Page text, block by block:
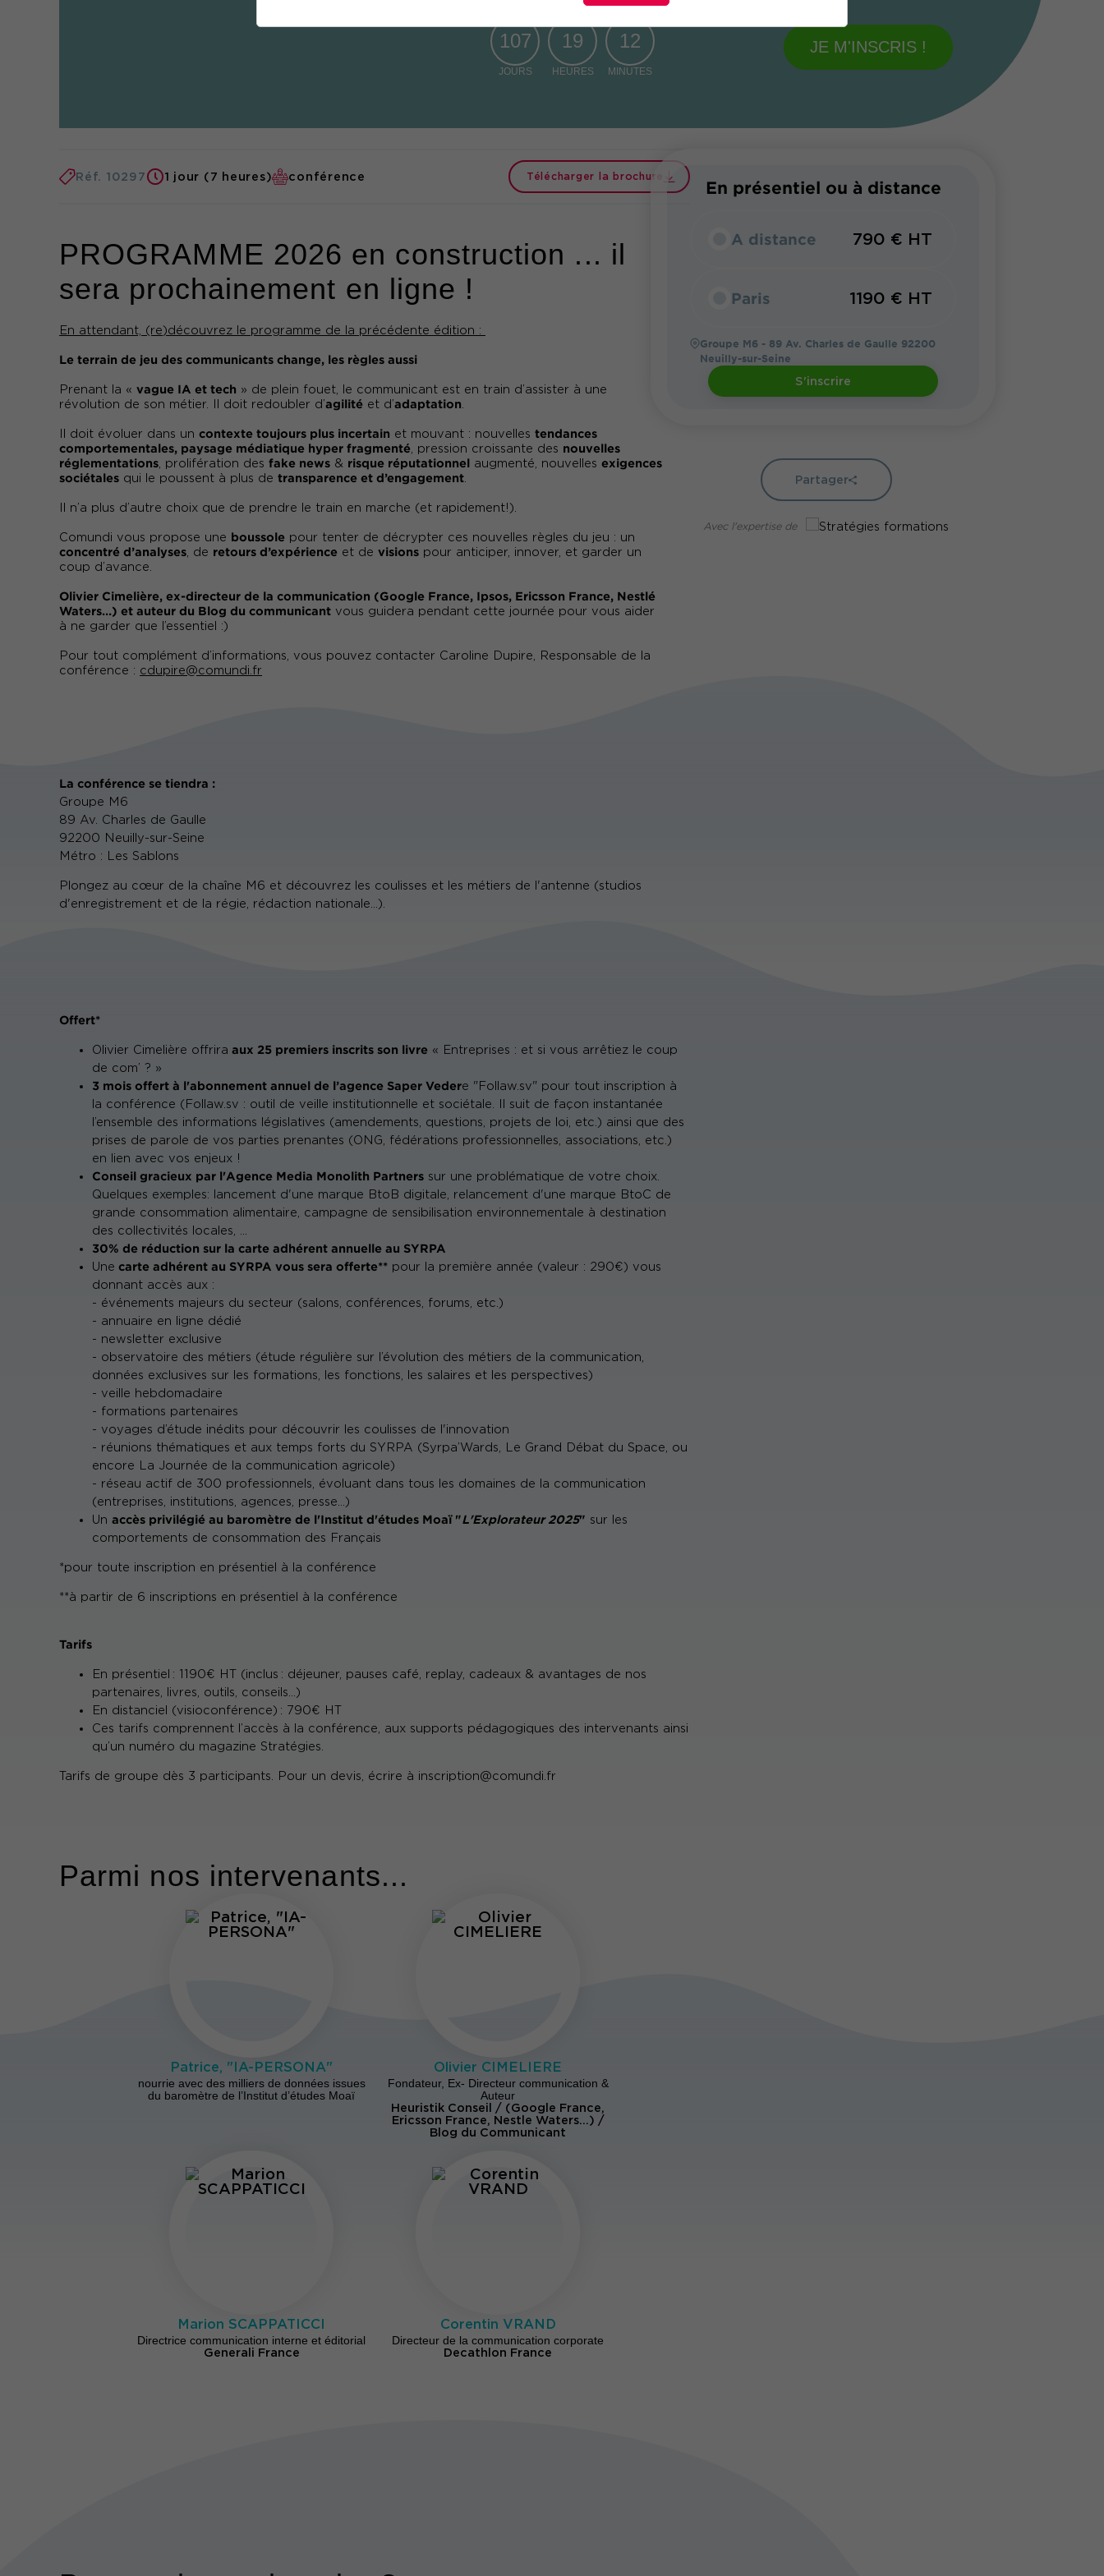
107
JOURS
19
HEURES
12
MINUTES
JE M'INSCRIS !
Réf. 10297 1 jour (7 heures) conférence Télécharger la brochure
PROGRAMME 2026 en construction ... il
sera prochainement en ligne !
En attendant, (re)découvrez le programme de la précédente édition :
Le terrain de jeu des communicants change, les règles aussi
Prenant la « vague IA et tech » de plein fouet, le communicant est en train d’assister à une
révolution de son métier. Il doit redoubler d’agilité et d’adaptation
Il doit évoluer dans un contexte toujours plus incertain et mouvant : nouvelles tendances
comportementales, paysage médiatique hyper fragmenté , pression croissante des nouvelles
réglementations , prolifération des fake news & risque réputationnel augmenté, nouvelles exigences
sociétales qui le poussent à plus de transparence et d’engagement
Il n’a plus d’autre choix que de prendre le train en marche (et rapidement!).
Comundi vous propose une boussole pour tenter de décrypter ces nouvelles règles du jeu : un
concentré d’analyses , de retours d’expérience et de visions pour anticiper, innover, et garder un
coup d’avance.
Olivier Cimelière, ex-directeur de la communication (Google France, Ipsos, Ericsson France, Nestlé
Waters…) et auteur du Blog du communicant vous guidera pendant cette journée pour vous aider
à ne garder que l’essentiel :)
Pour tout complément d’informations, vous pouvez contacter Caroline Dupire, Responsable de la
conférence : cdupire@comundi.fr
La conférence se tiendra :
Groupe M6
89 Av. Charles de Gaulle
92200 Neuilly-sur-Seine
Métro : Les Sablons
Plongez au cœur de la chaîne M6 et découvrez les coulisses et les métiers de l'antenne (studios
d'enregistrement et de la régie, rédaction nationale...).
Offert*
Olivier Cimelière offrira aux 25 premiers inscrits son livre « Entreprises : et si vous arrêtiez le coup
de com’ ? »
3 mois offert à l'abonnement annuel de l’agence Saper Vedere "Follaw.sv" pour tout inscription à
la conférence (Follaw.sv : outil de veille institutionnelle et sociétale. Il suit de façon instantanée
l’ensemble des informations législatives (amendements, questions, projets de loi, etc.) ainsi que des
prises de parole de vos parties prenantes (ONG, fédérations professionnelles, associations, etc.)
en lien avec vos enjeux !
Conseil gracieux par l'Agence Media Monolith Partners sur une problématique de votre choix.
Quelques exemples: lancement d'une marque BtoB digitale, relancement d'une marque BtoC de
grande consommation alimentaire, campagne de sensibilisation environnementale à destination
des collectivités locales, ...
30% de réduction sur la carte adhérent annuelle au SYRPA
Une carte adhérent au SYRPA vous sera offerte** pour la première année (valeur : 290€) vous
donnant accès aux :
- événements majeurs du secteur (salons, conférences, forums, etc.)
- annuaire en ligne dédié
- newsletter exclusive
- observatoire des métiers (étude régulière sur l’évolution des métiers de la communication,
données exclusives sur les formations, les fonctions, les salaires et les perspectives)
- veille hebdomadaire
- formations partenaires
- voyages d’étude inédits pour découvrir les coulisses de l'innovation
- réunions thématiques et aux temps forts du SYRPA (Syrpa’Wards, Le Grand Débat du Space, ou
encore La Journée de la communication agricole)
- réseau actif de 300 professionnels, évoluant dans tous les domaines de la communication
(entreprises, institutions, agences, presse…)
Un accès privilégié au baromètre de l'Institut d'études Moaï "L'Explorateur 2025" sur les
comportements de consommation des Français
*pour toute inscription en présentiel à la conférence
**à partir de 6 inscriptions en présentiel à la conférence
Tarifs
En présentiel : 1190€ HT (inclus : déjeuner, pauses café, replay, cadeaux & avantages de nos
partenaires, livres, outils, conseils…)
En distanciel (visioconférence) : 790€ HT
Ces tarifs comprennent l’accès à la conférence, aux supports pédagogiques des intervenants ainsi
qu’un numéro du magazine Stratégies.
Tarifs de groupe dès 3 participants. Pour un devis, écrire à inscription@comundi.fr
Parmi nos intervenants...
Patrice, "IA-PERSONA"
nourrie avec des milliers de données issues
du baromètre de l’Institut d’études Moaï
Olivier CIMELIERE
Fondateur, Ex- Directeur communication &
Auteur
Heuristik Conseil / (Google France,
Ericsson France, Nestle Waters…) /
Blog du Communicant
Marion SCAPPATICCI
Directrice communication interne et éditorial
Generali France
Corentin VRAND
Directeur de la communication corporate
Decathlon France
En présentiel ou à distance
A distance 790 € HT
Paris 1190 € HT
Groupe M6 - 89 Av. Charles de Gaulle 92200
Neuilly-sur-Seine
S'inscrire
Partager
Avec l'expertise de